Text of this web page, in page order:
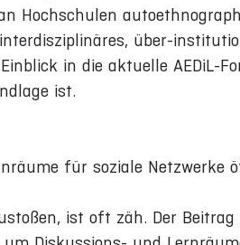
Hochschulen
über-
in die aktuelle AEDiL-
ist.
für soziale Netzwerke
ist oft zäh. Der